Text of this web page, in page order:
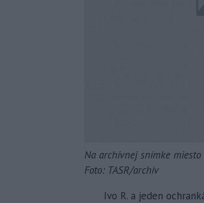
Na archívnej snímke
Foto: TASR/archív
Ivo R. a jeden